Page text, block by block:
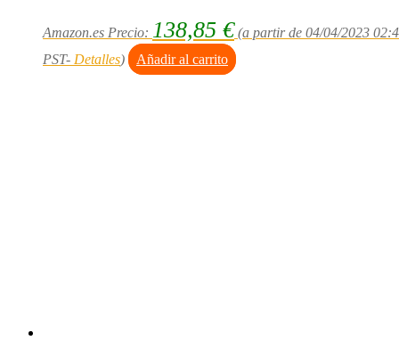
Amazon.es Precio: 138,85 € (a partir de 04/04/2023
PST- Detalles) Añadir al carrito